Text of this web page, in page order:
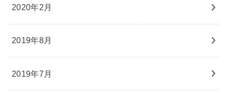
2020年2月
2019年8月
2019年7月